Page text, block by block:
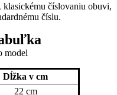
klasickému číslovaniu obuvi,
číslu.
model
Dĺžka v cm
22 cm